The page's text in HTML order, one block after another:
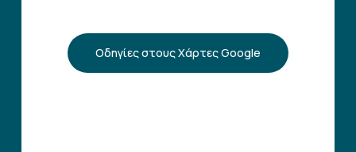
Οδηγίες στους Χάρτες Google